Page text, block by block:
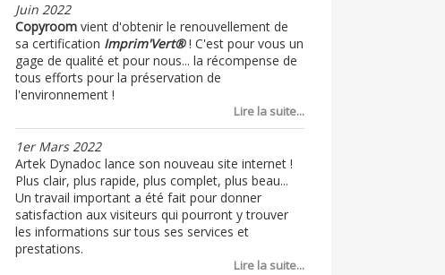
Juin 2022
Copyroomvient d'obtenir le renouvellement de
sa certification Imprim'Vert®! C'est pour vous un
gage de qualité et pour nous... la récompense de
tous efforts pour la préservation de
l'environnement !
Lire la suite...
1er Mars 2022
Artek Dynadoc lance son nouveau site internet !
Plus clair, plus rapide, plus complet, plus beau...
Un travail important a été fait pour donner
satisfaction aux visiteurs qui pourront y trouver
les informations sur tous ses services et
prestations.
Lire la suite...